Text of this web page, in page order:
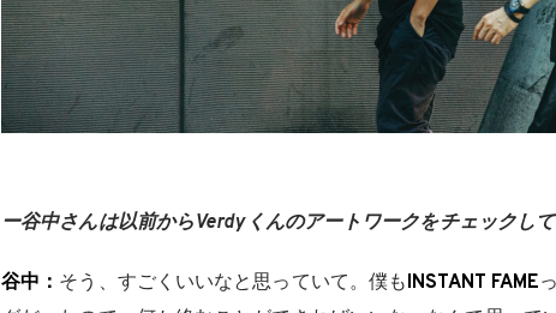
ー谷中さんは以前からVerdyくんのアートワークをチェックし
谷中： そう、すごくいいなと思っていて。僕もINSTANT FAME